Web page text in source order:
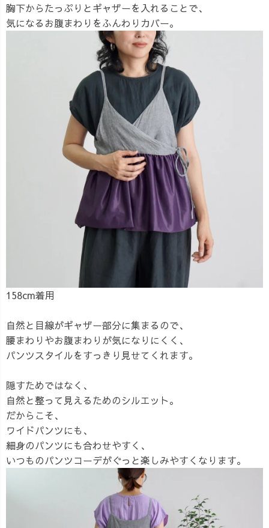
胸下からたっぷりとギャザーを入れることで、
気になるお腹まわりをふんわりカバー。
158cm着用
自然と目線がギャザー部分に集まるので、
腰まわりやお腹まわりが気になりにくく、
パンツスタイルをすっきり見せてくれます。
隠すためではなく、
自然と整って見えるためのシルエット。
だからこそ、
ワイドパンツにも、
細身のパンツにも合わせやすく、
いつものパンツコーデがぐっと楽しみやすくなります。